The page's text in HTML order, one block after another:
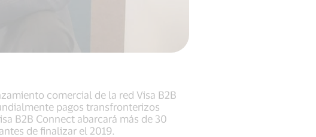
comercial de la red Visa B2B
pagos transfronterizos
B2B Connect abarcará más de 30
de finalizar el 2019.